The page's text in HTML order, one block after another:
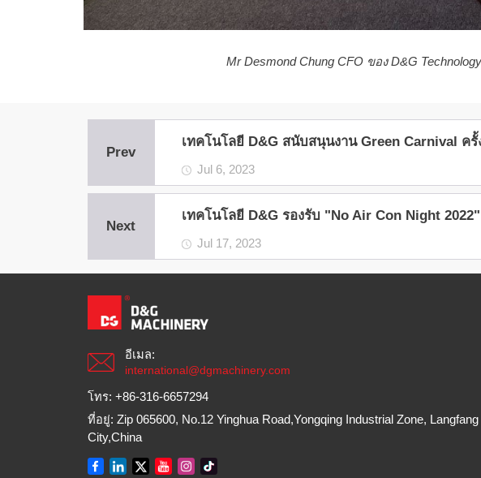
Mr Desmond Chung CFO ของ D&G
Prev
เทคโนโลยี D&G สนับสนุนงาน Green Carnival ครั้
Jul 6, 2023
Next
เทคโนโลยี D&G รองรับ "No Air Con Night 2022"
Jul 17, 2023
อีเมล:
international@dgmachinery.com
โทร: +86-316-6657294
ที่อยู่: Zip 065600, No.12 Yinghua Road,Yongqing Industrial Zone, Langfang
City,China